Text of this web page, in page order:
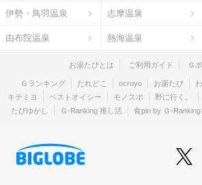
伊勢・鳥羽温泉 志摩温泉
由布院温泉 熱海温泉
お湯たびとは ご利用ガイド Ｇ
Ｇランキング だれどこ ocruyo お湯たび
キテミヨ
ベストオイシー モノスポ 野に行く。
たびゆかし
Ｇ-Ranking 推し活 食pin by Ｇ-Ranking